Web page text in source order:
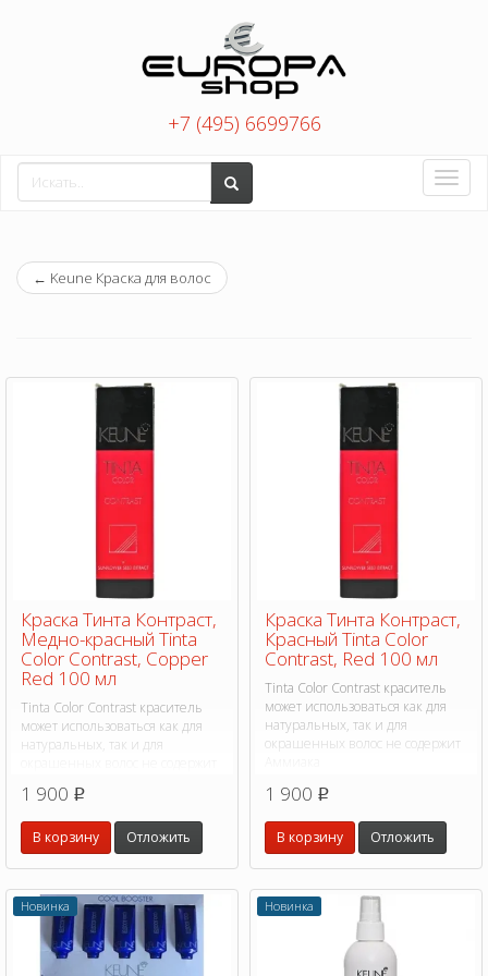
+7 (495) 6699766
Toggle
← Keune Краска для волос
Краска Тинта Контраст,
Медно-красный Tinta
Color Contrast, Copper
Red 100 мл
Tinta Color Contrast краситель
может использоваться как для
натуральных, так и для
1 900 p
В корзину Отложить
Краска Тинта Контраст,
Красный Tinta Color
Contrast, Red 100 мл
Tinta Color Contrast краситель
может использоваться как для
натуральных, так и для
окрашенных волос не содержит
1 900 p
В корзину Отложить
Новинка Новинка